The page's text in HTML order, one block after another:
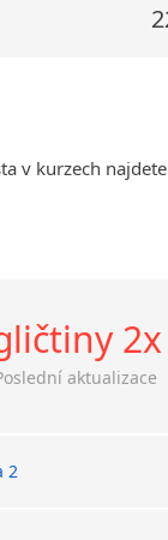
v kurzech
aktualizace
2